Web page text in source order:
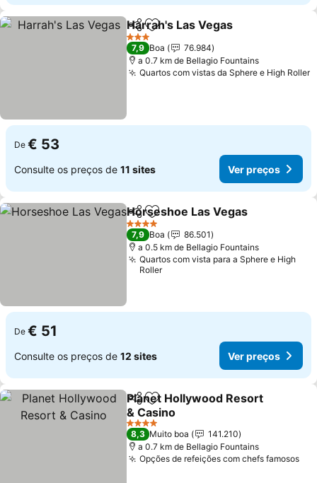
PartilharAdicionar aos favoritos
Harrah's Las Vegas
3 Estrelas
7,9 Boa
76.984
a 0.7 km de Bellagio Fountains
Quartos com vistas da Sphere e High Roller
De € 53
Consulte os preços de 11 sites Ver preços
PartilharAdicionar aos favoritos
Horseshoe Las Vegas
4 Estrelas
7,9 Boa
86.501
a 0.5 km de Bellagio Fountains
Quartos com vista para a Sphere e High
Roller
De € 51
Consulte os preços de 12 sites Ver preços
PartilharAdicionar aos favoritos
Planet Hollywood Resort
& Casino
4 Estrelas
8,3 Muito boa
141.210
a 0.7 km de Bellagio Fountains
Opções de refeições com chefs famosos